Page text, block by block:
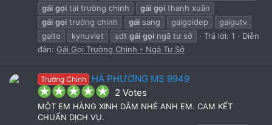
gái gọi tại trường chinh gái gọi thanh xuân
gái gọi trường chinh gái sang gaigoidep
gaigutv
gaito
kynuviet sdt gái gọi ngã tư sở Trả lời: 1
Diễn
đàn: Gái Gọi Trường Chinh - Ngã Tư Sở
Trường Chinh HÀ PHƯƠNG MS 9949
5
.
0
2 Votes
MỘT EM HÀNG XINH DÂM NHÉ ANH EM. CAM KẾT
CHUẨN DỊCH VỤ.